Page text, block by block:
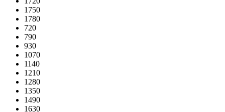
1750
1780
720
790
930
1070
1140
1210
1280
1350
1490
1630